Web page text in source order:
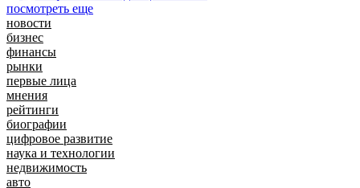
посмотреть еще
новости
бизнес
финансы
рынки
первые лица
мнения
рейтинги
биографии
цифровое развитие
наука и технологии
недвижимость
авто